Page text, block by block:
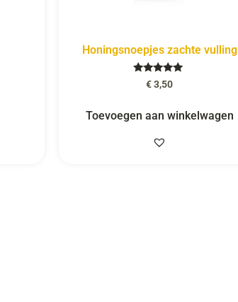
Honingsnoepjes zachte vulling
Gewaardeerd
5.00
€3,50
Toevoegen aan winkelwagen